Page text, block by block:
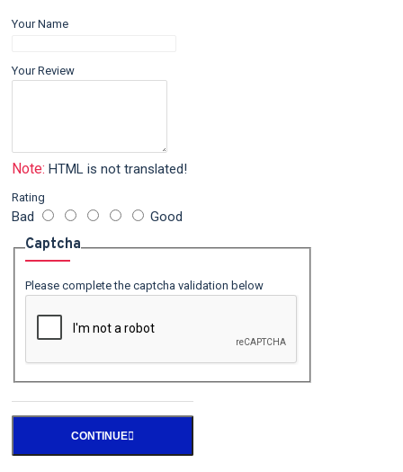
Your Name
Your Review
Note: HTML is not translated!
Rating
Bad Good
Captcha
Please complete the captcha validation below
CONTINUE